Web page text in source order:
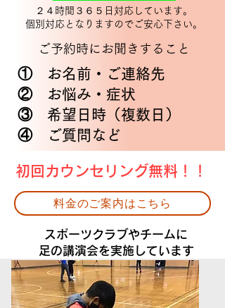
２４時間３６５日対応しています。
​個別対応となりますのでご安心下さい。
​ご予約時にお聞きすること
① お名前・ご連絡先
② お悩み・症状
③ 希望日時（複数日）
​④ ご質問など
​初回カウンセリング無料！！
料金のご案内はこちら
スポーツクラブやチームに
足の講演会を実施しています